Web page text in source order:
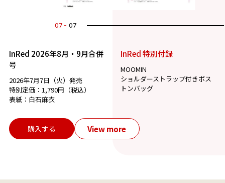
07 07
InRed 2026年8月・9月合併
号
2026年7月7日（火）発売
特別定価：1,790円（税込）
表紙：白石麻衣
InRed 特別付録
MOOMIN
ショルダーストラップ付きボス
トンバッグ
購入する View more